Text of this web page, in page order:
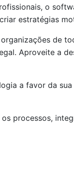
o
estratégias
de
Aproveite a
a favor da
processos,